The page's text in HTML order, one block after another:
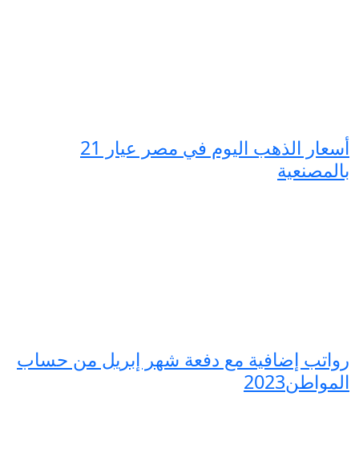
أسعار الذهب اليوم في مصر عيار 21
بالمصنعية
رواتب إضافية مع دفعة شهر إبريل من حساب
المواطن2023